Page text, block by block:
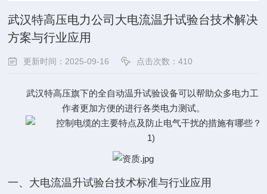
武汉特高压电力公司大电流温升试验台技术解决
方案与行业应用
更新时间：2025-09-16 点击次数：410
武汉特高压旗下的全自动温升试验设备可以帮助众多电力工
作者更加方便的进行各类电力测试。
一、大电流温升试验台技术标准与行业应用